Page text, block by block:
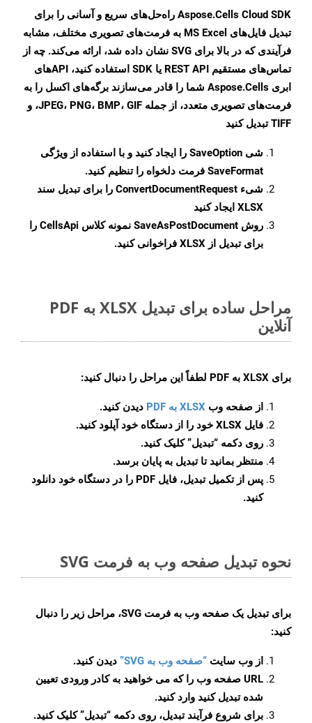
Aspose.Cells Cloud SDK راه‌حل‌های سریع و آسانی را برای
تبدیل فایل‌های MS Excel به فرمت‌های تصویری مختلف، مشابه
فرآیندی که در بالا برای SVG نشان داده شد، ارائه می‌کند. چه از
تماس‌های مستقیم REST API یا SDK استفاده کنید، APIهای
ابری Aspose.Cells شما را قادر می‌سازند برگه‌های اکسل را به
فرمت‌های تصویری متعدد، از جمله JPEG، PNG، BMP، GIF، و
TIFF تبدیل کنید
شی SaveOption را ایجاد کنید و با استفاده از ویژگی
SaveFormat فرمت دلخواه را تنظیم کنید.
شیء ConvertDocumentRequest را برای تبدیل سند
XLSX ایجاد کنید
روش SaveAsPostDocument
نمونه کلاس CellsApi را
برای تبدیل از XLSX فراخوانی کنید.
مراحل ساده برای تبدیل XLSX به PDF
آنلاین
برای XLSX به PDF لطفاً این مراحل را دنبال کنید:
از صفحه وب XLSX به PDF
دیدن کنید.
فایل XLSX خود را از دستگاه خود آپلود کنید.
روی دکمه “تبدیل”کلیک کنید.
منتظر بمانید تا تبدیل به پایان برسد.
پس از تکمیل تبدیل، فایل PDF را در دستگاه خود دانلود
کنید.
نحوه تبدیل صفحه وب به فرمت SVG
برای تبدیل یک صفحه وب به فرمت SVG، مراحل زیر را دنبال
کنید:
از وب سایت “صفحه وب به SVG”
دیدن کنید.
URL صفحه وب را که می خواهید به کادر ورودی تعیین
شده تبدیل کنید وارد کنید.
برای شروع فرآیند تبدیل، روی دکمه “تبدیل” کلیک کنید.